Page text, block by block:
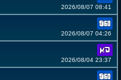
2026/08/07 08:41
2026/08/07 04:26
2026/08/04 23:37